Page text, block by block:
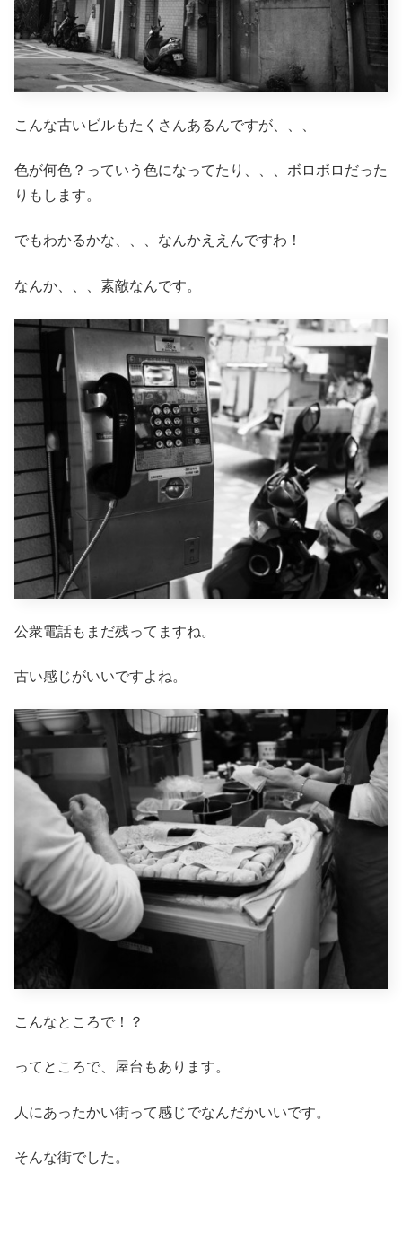
こんな古いビルもたくさんあるんですが、、、
色が何色？っていう色になってたり、、、ボロボロだった
りもします。
でもわかるかな、、、なんかええんですわ！
なんか、、、素敵なんです。
公衆電話もまだ残ってますね。
古い感じがいいですよね。
こんなところで！？
ってところで、屋台もあります。
人にあったかい街って感じでなんだかいいです。
そんな街でした。